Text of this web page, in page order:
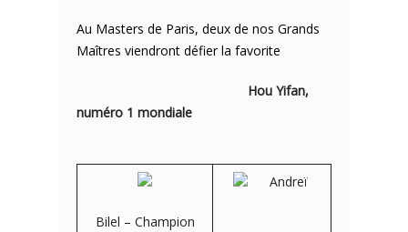
Au Masters de Paris, deux de nos Grands
Maîtres viendront défier la favorite
Hou Yifan,
numéro 1 mondiale
Bilel – Champion
Andreï